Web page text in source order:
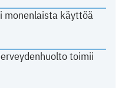
monenlaista käyttöä
toimii